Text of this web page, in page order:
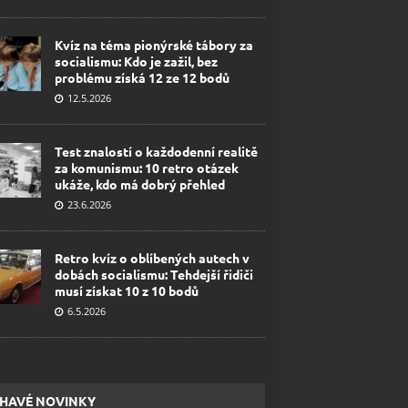
Kvíz na téma pionýrské tábory za
socialismu: Kdo je zažil, bez
problému získá 12 ze 12 bodů
12.5.2026
Test znalostí o každodenní realitě
za komunismu: 10 retro otázek
ukáže, kdo má dobrý přehled
23.6.2026
Retro kvíz o oblíbených autech v
dobách socialismu: Tehdejší řidiči
musí získat 10 z 10 bodů
6.5.2026
NOVINKY